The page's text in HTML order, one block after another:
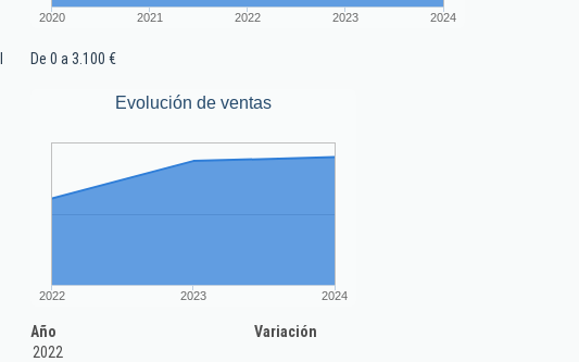
2020 2021 2022 2023 2024
De 0 a 3.100 €
Evolución de ventas
2022 2023 2024
Año
Variación
2022